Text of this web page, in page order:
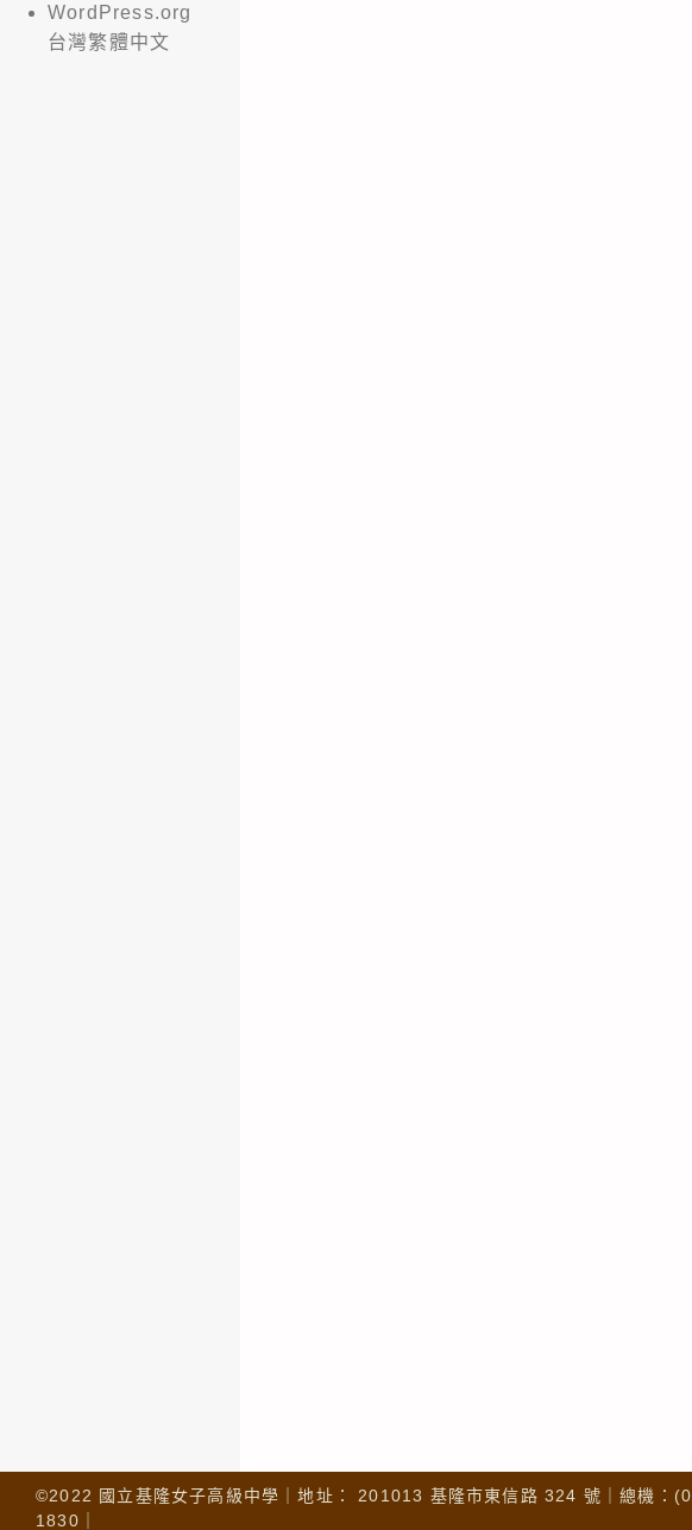
WordPress.org
台灣繁體中文
©2022 國立基隆女子高級中學｜地址： 201013 基隆市東信路 324 號｜總機
1830｜